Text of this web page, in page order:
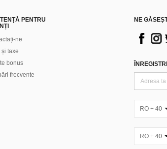
PENTRU
ne
și taxe
bonus
frecvente
NE
RO + 40
RO + 40